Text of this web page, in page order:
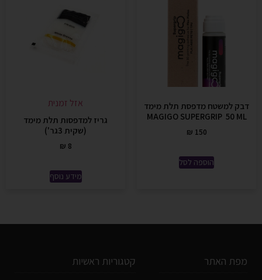
דבק למשטח מדפסת תלת מימד
MAGIGO SUPERGRIP 50 ML
₪ 150
הוספה לסל
אזל זמנית
גריז למדפסות תלת מימד
(שקית 3גר')
₪ 8
מידע נוסף
מפת האתר קטגוריות ראשיות